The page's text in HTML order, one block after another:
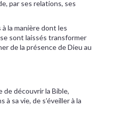
par ses relations, ses
la manière dont les
sont laissés transformer
de la présence de Dieu au
découvrir la Bible,
à sa vie, de s’éveiller à la